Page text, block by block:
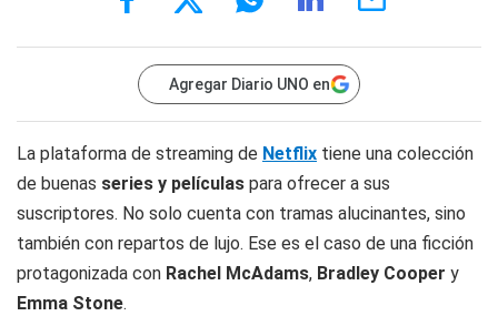
Agregar Diario UNO en
La plataforma de streaming de Netflix tiene una colección
de buenas series y películas para ofrecer a sus
suscriptores. No solo cuenta con tramas alucinantes, sino
también con repartos de lujo. Ese es el caso de una ficción
protagonizada con Rachel McAdams, Bradley Cooper y
Emma Stone.